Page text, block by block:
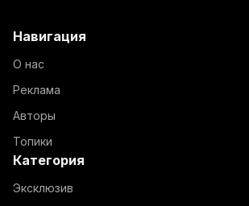
Навигация
О нас
Реклама
Авторы
Топики
Категория
Эксклюзив